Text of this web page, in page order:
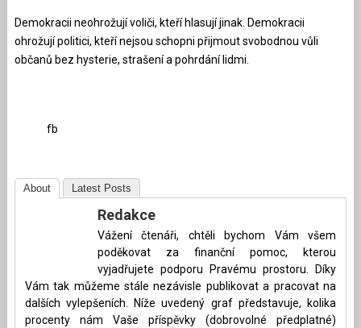
Demokracii neohrožují voliči, kteří hlasují jinak. Demokracii
ohrožují politici, kteří nejsou schopni přijmout svobodnou vůli
občanů bez hysterie, strašení a pohrdání lidmi.
fb
About Latest Posts
Redakce
Vážení čtenáři, chtěli bychom Vám všem
poděkovat za finanční pomoc, kterou
vyjadřujete podporu Pravému prostoru. Díky
Vám tak můžeme stále nezávisle publikovat a pracovat na
dalších vylepšeních. Níže uvedený graf představuje, kolika
procenty nám Vaše příspěvky (dobrovolné předplatné)